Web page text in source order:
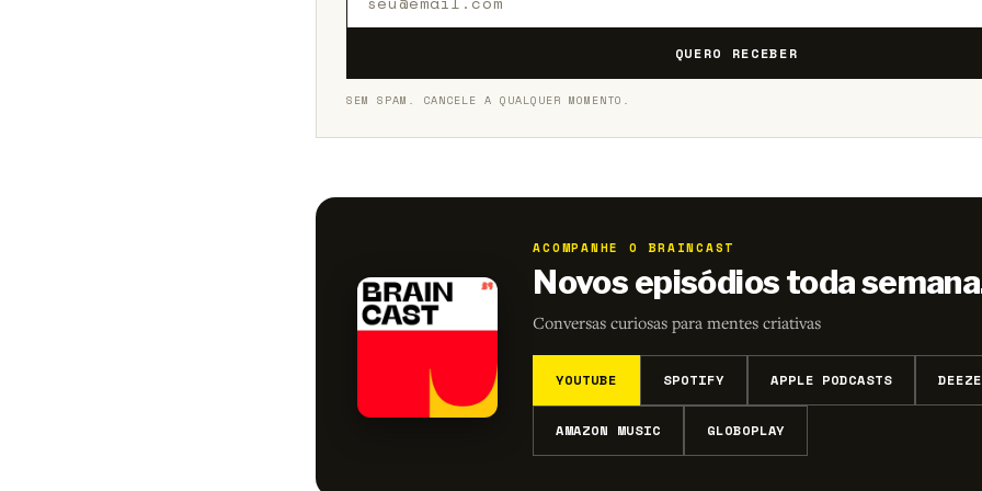
QUERO RECEBER
SEM SPAM. CANCELE A QUALQUER MOMENTO.
ACOMPANHE O BRAINCAST
Novos episódios toda
Conversas curiosas para mentes criativas
YOUTUBE SPOTIFY APPLE PODCASTS
AMAZON MUSIC GLOBOPLAY